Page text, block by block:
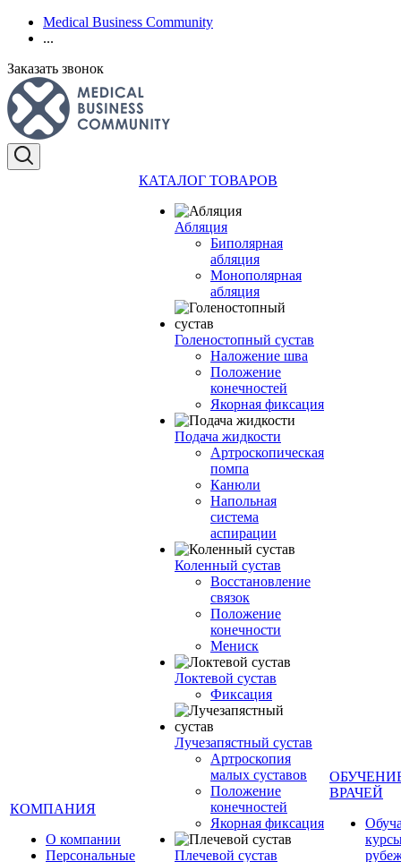
Medical Business Community
...
Заказать звонок
КОМПАНИЯ
О компании
Персональные
КАТАЛОГ ТОВАРОВ
Абляция
Биполярная
абляция
Монополярная
абляция
Голеностопный сустав
Наложение шва
Положение
конечностей
Якорная фиксация
Подача жидкости
Артроскопическая
помпа
Канюли
Напольная
система
аспирации
Коленный сустав
Восстановление
связок
Положение
конечности
Мениск
Локтевой сустав
Фиксация
Лучезапястный сустав
Артроскопия
малых суставов
Положение
конечностей
Якорная фиксация
Плечевой сустав
ВРАЧЕЙ